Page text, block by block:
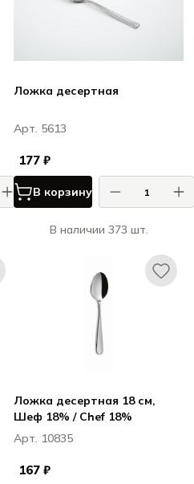
Ложка десертная
Арт. 5613
177 ₽
В корзину
В наличии 373 шт.
Ложка десертная 18 см,
Шеф 18% / Chef 18%
Арт. 10835
167 ₽